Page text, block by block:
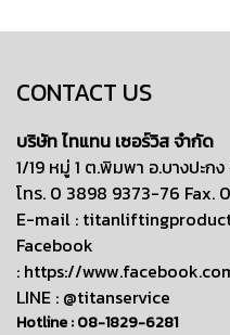
CONTACT US
บริษัท ไทแทน เซอร์วิส จำกัด
1/19 หมู่ 1 ต.พิมพา อ.บางปะกง
โทร. 0 3898 9373-76 Fax.
E-mail :
Facebook
: https://
LINE : @titanservice
Hotline :08-1829-6281